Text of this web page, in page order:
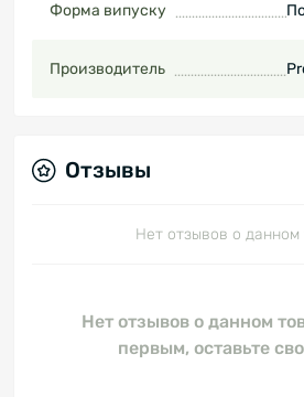
Форма випуску
Производитель
Отзывы
Нет отзывов о данном
Нет отзывов о данном
первым, оставьте